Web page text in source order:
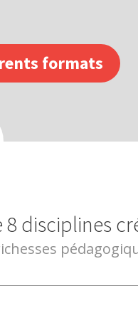
formats
disciplines